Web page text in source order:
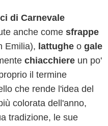
di Carnevale
anche come sfrappe
Emilia), lattughe o gale
chiacchiere un po'
il termine
che rende l'idea del
colorata dell'anno,
tradizione, le sue